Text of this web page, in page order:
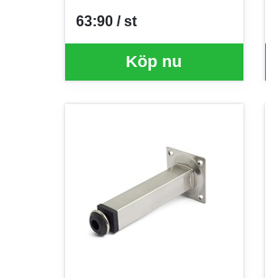
Köp nu
63:90 / st
SEK per ST